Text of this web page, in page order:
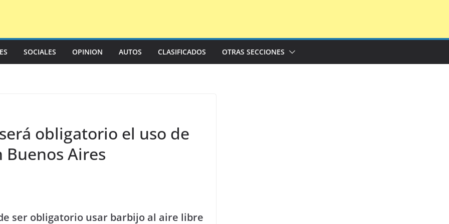
SOCIALES OPINION AUTOS CLASIFICADOS OTRAS SECCIONES
obligatorio el uso de
Aires
ser obligatorio usar barbijo al aire libre